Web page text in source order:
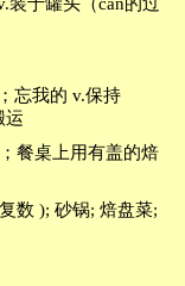
忘我的 v.保持
运
餐桌上用有盖的焙
数 ); 砂锅; 焙盘菜;